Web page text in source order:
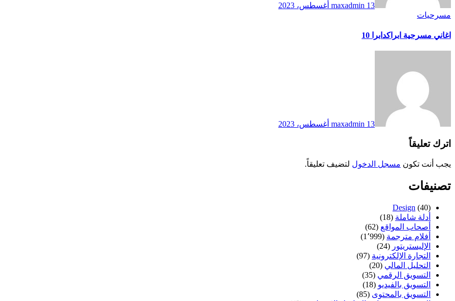
maxadmin 13 أغسطس، 2023
مسرحيات
اغاني مسرحية ابراكدابرا 10
maxadmin 13 أغسطس، 2023
اترك تعليقاً
يجب أنت تكون مسجل الدخول لتضيف تعليقاً.
تصنيفات
Design (40)
أدلة شاملة (18)
أصحاب المواقع (62)
أفلام مترجمة (1٬999)
الإليستريتور (24)
التجارة الإلكترونية (97)
التحليل المالي (20)
التسويق الرقمي (35)
التسويق بالفيديو (18)
التسويق بالمحتوى (85)